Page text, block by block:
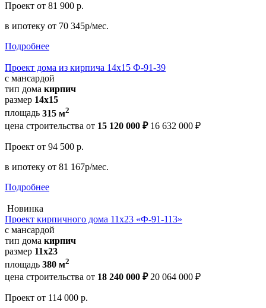
Проект от 81 900 р.
в ипотеку от 70 345р/мес.
Подробнее
Проект дома из кирпича 14x15 Ф-91-39
с мансардой
тип дома кирпич
размер 14x15
площадь 315 м2
цена строительства от 15 120 000 ₽ 16 632 000 ₽
Проект от 94 500 р.
в ипотеку от 81 167р/мес.
Подробнее
Новинка
Проект кирпичного дома 11х23 «Ф-91-113»
с мансардой
тип дома кирпич
размер 11x23
площадь 380 м2
цена строительства от 18 240 000 ₽ 20 064 000 ₽
Проект от 114 000 р.